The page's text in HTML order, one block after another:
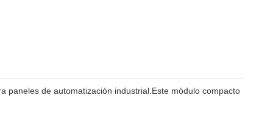
paneles de automatización industrial.Este módulo compacto